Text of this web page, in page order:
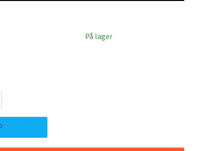
På lager